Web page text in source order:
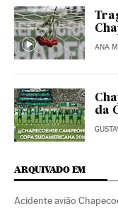
ANA
da
ARQUIVADO EM
Acidente avião